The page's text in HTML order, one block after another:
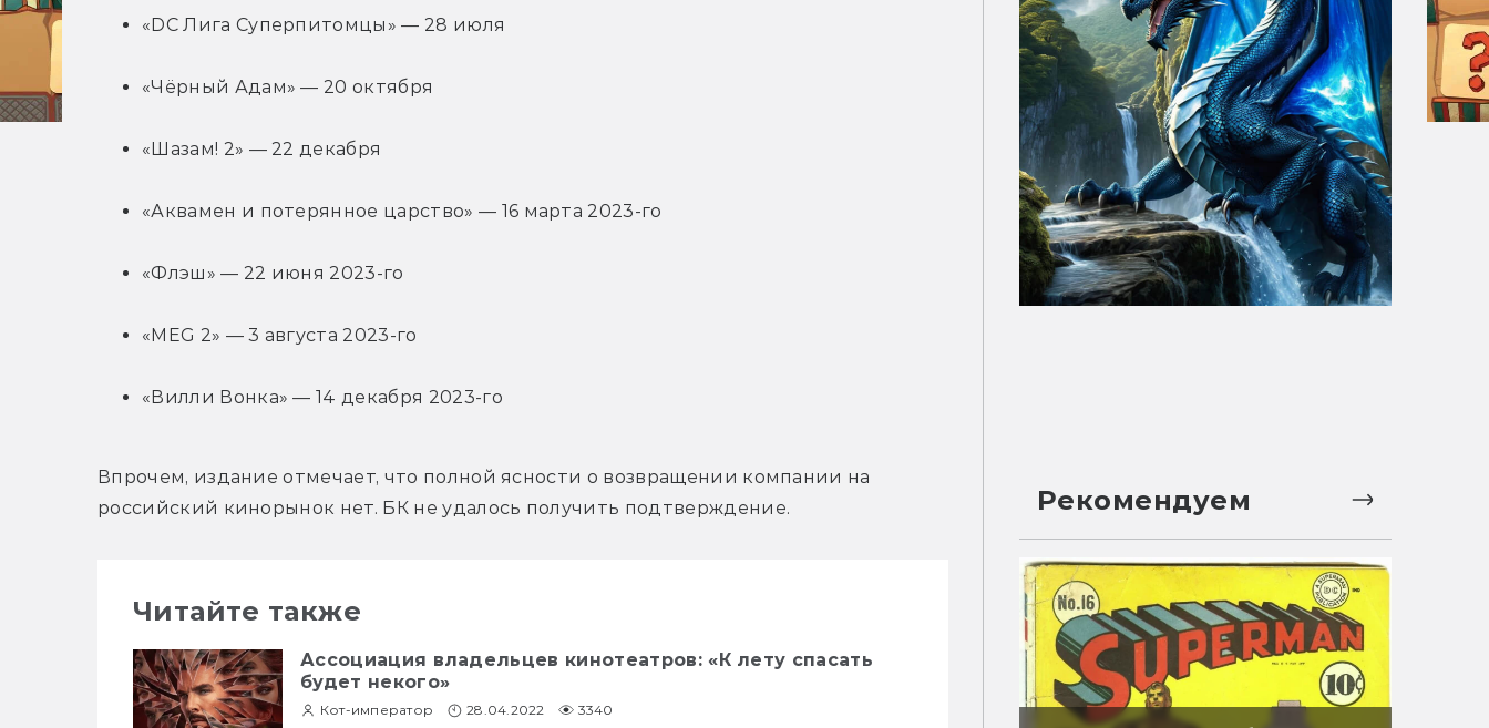
«DC Лига Суперпитомцы» — 28 июля
«Чёрный Адам» — 20 октября
«Шазам! 2» — 22 декабря
«Аквамен и потерянное царство» — 16 марта 2023-го
«Флэш» — 22 июня 2023-го
«MEG 2» — 3 августа 2023-го
«Вилли Вонка» — 14 декабря 2023-го
Впрочем, издание отмечает, что полной ясности о возвращении компании на
российский кинорынок нет. БК не удалось получить подтверждение.
Читайте также
Ассоциация владельцев кинотеатров: «К лету спасать
будет некого»
Кот-император 28.04.2022 3340
Рекомендуем